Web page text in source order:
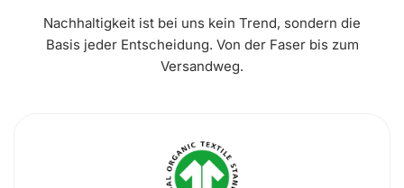
Nachhaltigkeit ist bei uns kein Trend, sondern die
Basis jeder Entscheidung. Von der Faser bis zum
Versandweg.